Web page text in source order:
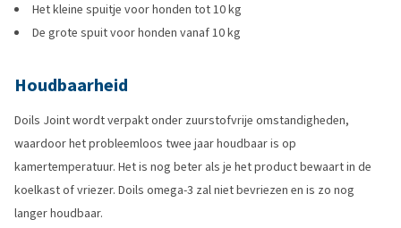
Het kleine spuitje voor honden tot 10 kg
De grote spuit voor honden vanaf 10 kg
Houdbaarheid
Doils Joint wordt verpakt onder zuurstofvrije omstandigheden,
waardoor het probleemloos twee jaar houdbaar is op
kamertemperatuur. Het is nog beter als je het product bewaart in de
koelkast of vriezer. Doils omega-3 zal niet bevriezen en is zo nog
langer houdbaar.